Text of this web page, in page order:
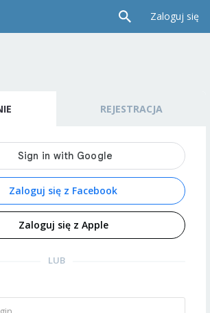
Zaloguj się
REJESTRACJA
Zaloguj się z Facebook
Zaloguj się z Apple
LUB